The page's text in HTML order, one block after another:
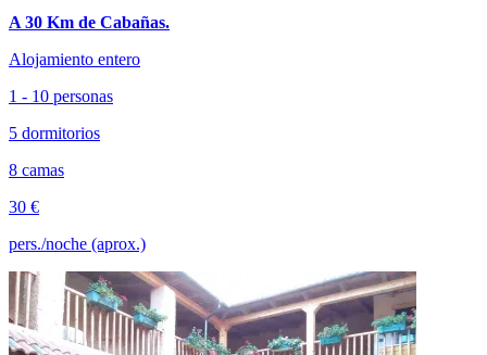
A 30 Km de Cabañas.
Alojamiento entero
1 - 10 personas
5 dormitorios
8 camas
30 €
pers./noche (aprox.)